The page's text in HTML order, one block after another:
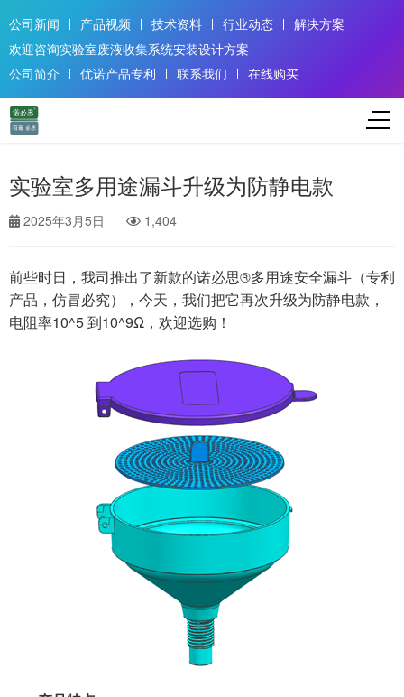
公司新闻 产品视频 技术资料 行业动态
解决方案
欢迎咨询实验室废液收集系统安装设计方案
公司简介
优诺产品专利 联系我们 在线购买
实验室多用途漏斗升级为防静电款
2025年3月5日 1,404
前些时日，我司推出了新款的诺必思®多用途安全漏斗 （专利
产品，仿冒必究），今天，我们把它再次升级为防静电款，
电阻率10^5 到10^9Ω，欢迎选购！